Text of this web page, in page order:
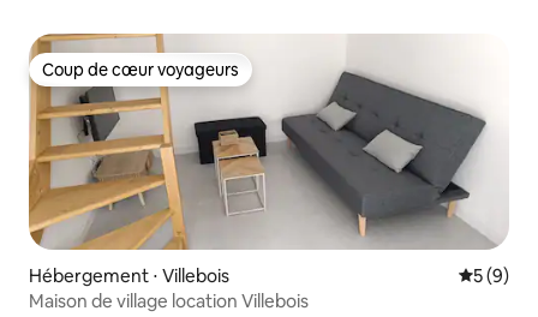
Coup de cœur voyageurs
Coup de cœur voyageurs
Hébergement ⋅ Villebois
5 (9)
Maison de village location Villebois